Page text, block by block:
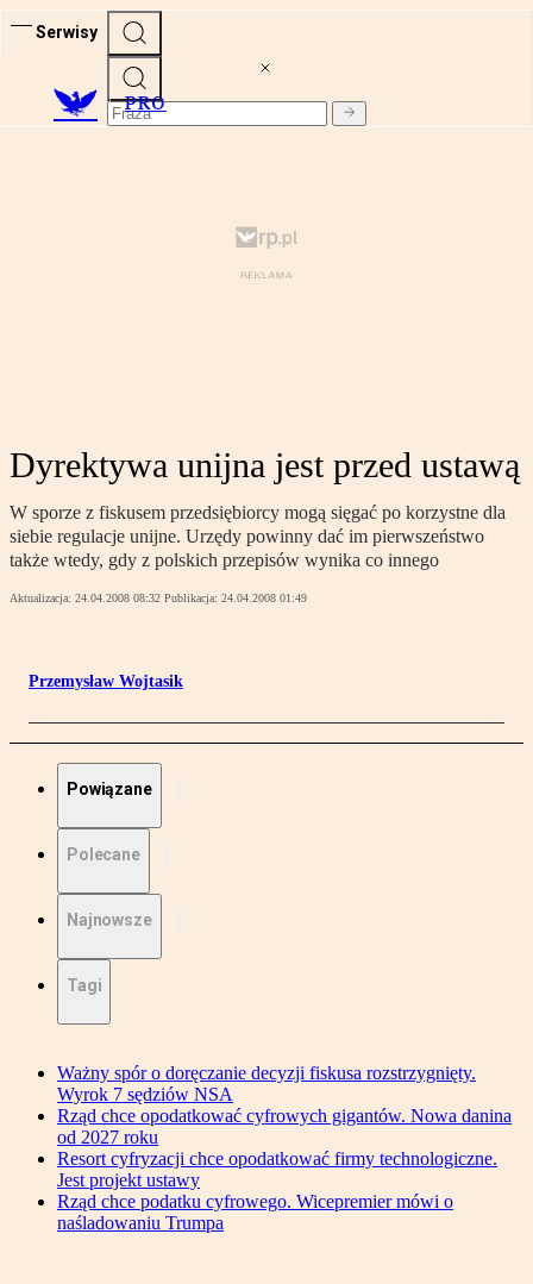
Serwisy
PRO
Dyrektywa unijna jest przed ustawą
W sporze z fiskusem przedsiębiorcy mogą sięgać po korzystne dla
siebie regulacje unijne. Urzędy powinny dać im pierwszeństwo
także wtedy, gdy z polskich przepisów wynika co innego
Aktualizacja: 24.04.2008 08:32 Publikacja: 24.04.2008 01:49
Przemysław Wojtasik
Powiązane
Polecane
Najnowsze
Tagi
Ważny spór o doręczanie decyzji fiskusa rozstrzygnięty.
Wyrok 7 sędziów NSA
Rząd chce opodatkować cyfrowych gigantów. Nowa danina
od 2027 roku
Resort cyfryzacji chce opodatkować firmy technologiczne.
Jest projekt ustawy
Rząd chce podatku cyfrowego. Wicepremier mówi o
naśladowaniu Trumpa